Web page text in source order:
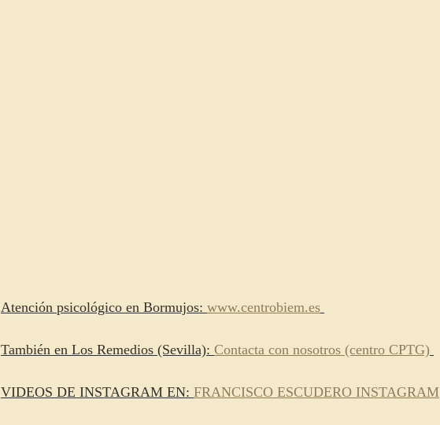
Atención psicológico en Bormujos: www.centrobiem.es
También en Los Remedios (Sevilla): Contacta con nosotros (centro CPTG)
VIDEOS DE INSTAGRAM EN: FRANCISCO ESCUDERO INSTAGRAM